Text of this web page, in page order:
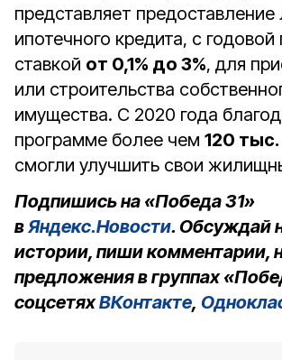
представляет предоставление
ипотечного кредита, с
ставкой от 0,1% до 3%, для
или строительства
имущества. С 2020 года
программе более чем 120
смогли улучшить свои
Подпишись на «Победа 31»
вЯндекс.Новости. Обсуждай
истории, пиши комментарии,
предложения в группах
соцсетяхВКонтакте,